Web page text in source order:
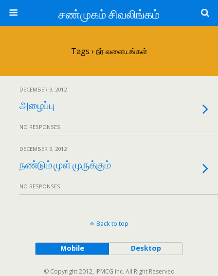
சண்முகம் சிவலிங்கம்
Tags › நீர் வளையங்கள்
DECEMBER 9, 2012
அழைப்பு
NO RESPONSES
DECEMBER 9, 2012
நண்டும் முள் முருக்கும்
NO RESPONSES
Back to top
Mobile Desktop
© Copyright 2012, iPMCG inc. All Right Reserved